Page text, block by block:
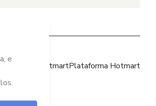
Site HotmartPlataforma Hotmart